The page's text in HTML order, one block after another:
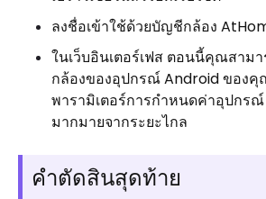
ลงชื่อเข้าใช้ด้วยบัญชีกล้อง
ในเว็บอินเตอร์เฟส ตอนนี้คุณสาม
กล้องของอุปกรณ์ Android ของคุ
พารามิเตอร์การกำหนดค่าอุปกร
มากมายจากระยะไกล
คำตัดสินสุดท้าย